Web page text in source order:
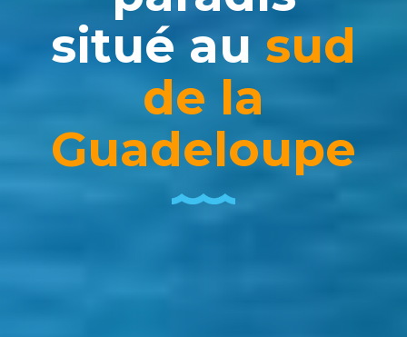
situé au sud
de la
Guadeloupe